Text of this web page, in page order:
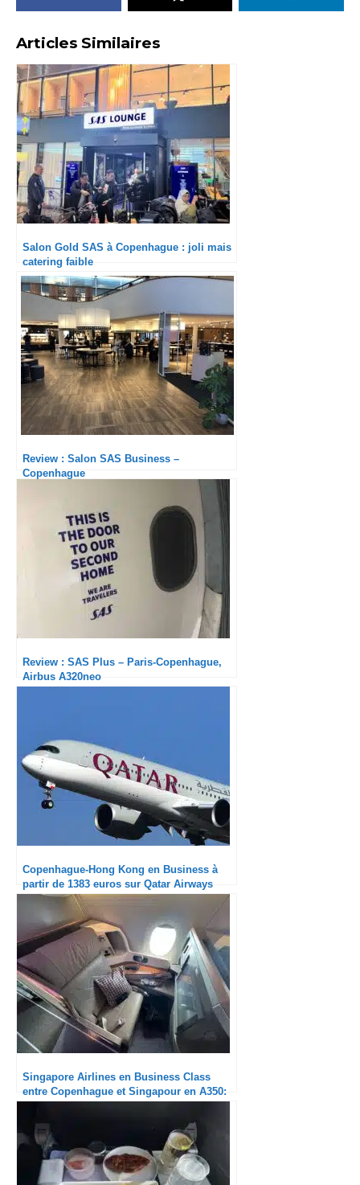
Articles Similaires
Salon Gold SAS à Copenhague : joli mais
catering faible
Review : Salon SAS Business –
Copenhague
Review : SAS Plus – Paris-Copenhague,
Airbus A320neo
Copenhague-Hong Kong en Business à
partir de 1383 euros sur Qatar Airways
Singapore Airlines en Business Class
entre Copenhague et Singapour en A350: